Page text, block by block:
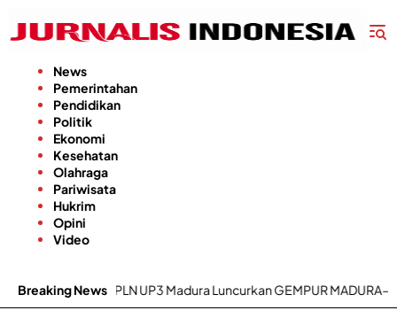
konten
News
Pemerintahan
Pendidikan
Politik
Ekonomi
Kesehatan
Olahraga
Pariwisata
Hukrim
Opini
Video
Breaking News
UP3 Madura Luncurkan GEMPUR MADURA–GESIT POLL